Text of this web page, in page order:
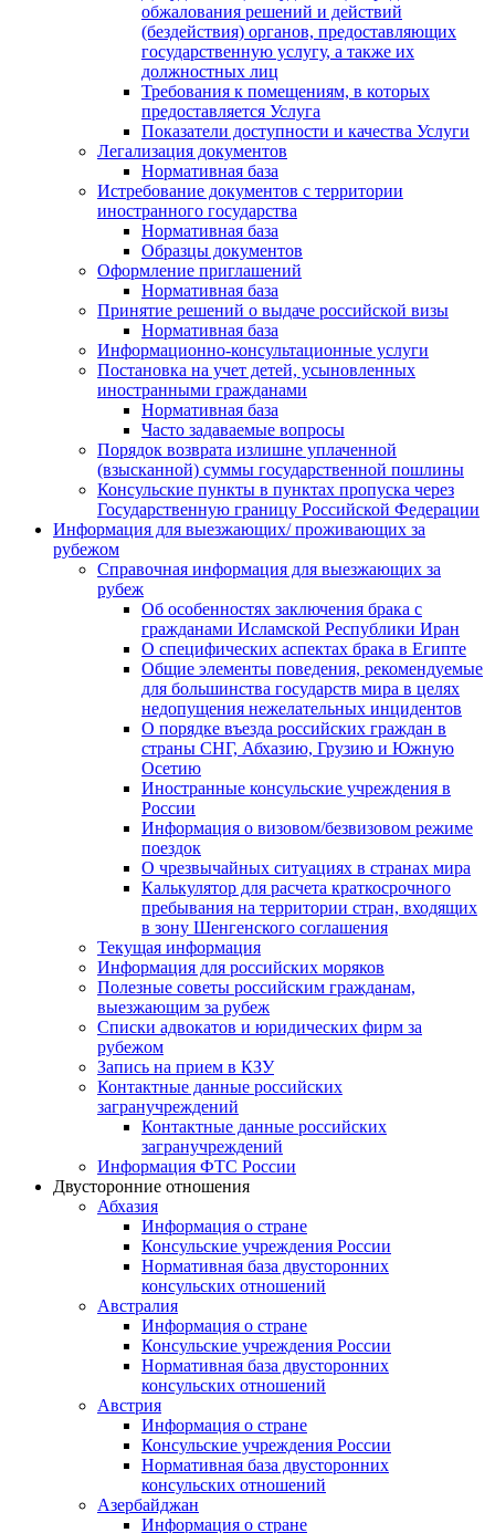
обжалования решений и действий
(бездействия) органов, предоставляющих
государственную услугу, а также их
должностных лиц
Требования к помещениям, в которых
предоставляется Услуга
Показатели доступности и качества Услуги
Легализация документов
Нормативная база
Истребование документов с территории
иностранного государства
Нормативная база
Образцы документов
Оформление приглашений
Нормативная база
Принятие решений о выдаче российской визы
Нормативная база
Информационно-консультационные услуги
Постановка на учет детей, усыновленных
иностранными гражданами
Нормативная база
Часто задаваемые вопросы
Порядок возврата излишне уплаченной
(взысканной) суммы государственной пошлины
Консульские пункты в пунктах пропуска через
Государственную границу Российской Федерации
Информация для выезжающих/ проживающих за
рубежом
Справочная информация для выезжающих за
рубеж
Об особенностях заключения брака с
гражданами Исламской Республики Иран
О специфических аспектах брака в Египте
Общие элементы поведения, рекомендуемые
для большинства государств мира в целях
недопущения нежелательных инцидентов
О порядке въезда российских граждан в
страны СНГ, Абхазию, Грузию и Южную
Осетию
Иностранные консульские учреждения в
России
Информация о визовом/безвизовом режиме
поездок
О чрезвычайных ситуациях в странах мира
Калькулятор для расчета краткосрочного
пребывания на территории стран, входящих
в зону Шенгенского соглашения
Текущая информация
Информация для российских моряков
Полезные советы российским гражданам,
выезжающим за рубеж
Списки адвокатов и юридических фирм за
рубежом
Запись на прием в КЗУ
Контактные данные российских
загранучреждений
Контактные данные российских
загранучреждений
Информация ФТС России
Двусторонние отношения
Абхазия
Информация о стране
Консульские учреждения России
Нормативная база двусторонних
консульских отношений
Австралия
Информация о стране
Консульские учреждения России
Нормативная база двусторонних
консульских отношений
Австрия
Информация о стране
Консульские учреждения России
Нормативная база двусторонних
консульских отношений
Азербайджан
Информация о стране